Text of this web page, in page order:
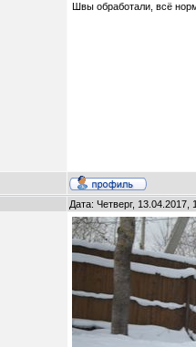
Швы обработали, всё
Дата: Четверг,